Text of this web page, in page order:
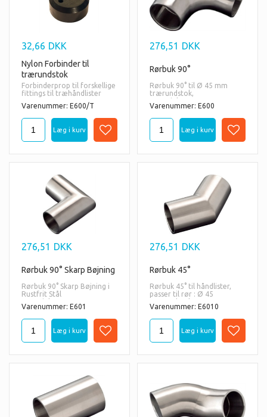
32,66 DKK
Nylon Forbinder til
trærundstok
Forbinderprop til forskellige
fittings til træhåndlister
Varenummer: E600/T
276,51 DKK
Rørbuk 90°
Rørbuk 90° til Ø 45 mm
trærundstok,
Materiale:
AISI316 = også til udendørs
brug.
Varenummer: E600
276,51 DKK
Rørbuk 90° Skarp Bøjning
Rørbuk 90° Skarp Bøjning i
Rustfrit Stål
Materiale:
AISI316 = også til udendørs
brug.
Varenummer: E601
276,51 DKK
Rørbuk 45°
Rørbuk 45° til håndlister,
passer til rør : Ø 45
trærundstok
Materiale:
AISI316 = også til udendørs
Varenummer: E6010